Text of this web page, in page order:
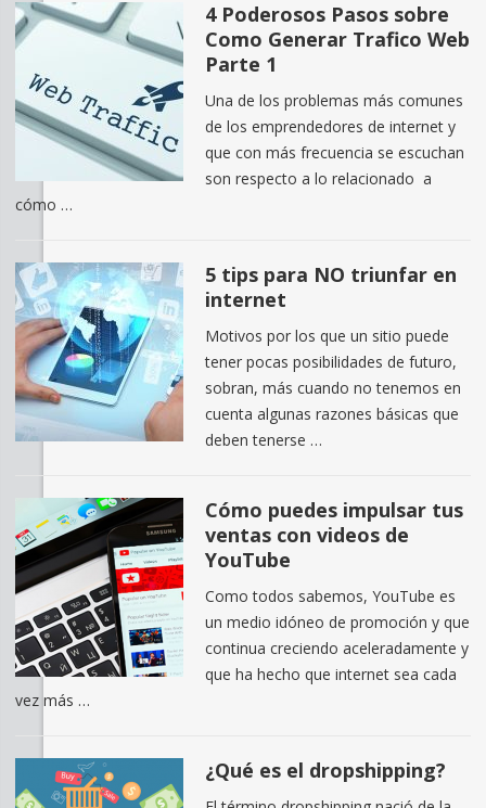
4 Poderosos Pasos sobre
Como Generar Trafico Web
Parte 1
Una de los problemas más comunes
de los emprendedores de internet y
que con más frecuencia se escuchan
son respecto a lo relacionado a
cómo …
5 tips para NO triunfar en
internet
Motivos por los que un sitio puede
tener pocas posibilidades de futuro,
sobran, más cuando no tenemos en
cuenta algunas razones básicas que
deben tenerse …
Cómo puedes impulsar tus
ventas con videos de
YouTube
Como todos sabemos, YouTube es
un medio idóneo de promoción y que
continua creciendo aceleradamente y
que ha hecho que internet sea cada
vez más …
¿Qué es el dropshipping?